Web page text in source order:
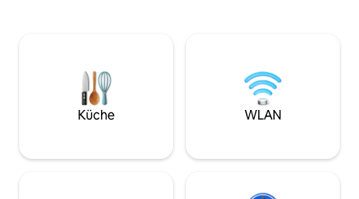
20/30 ₹, Abholung und Rückfahrt 🌻
Batra Hospital 2 km entfernt, MAX
SAKET Hospital 5 km 🌻Saket Metro, PVR
Saket, Select City Mall im Umkreis von
✓Wasser – 500-Liter-Wassertank wird
Bootsfahrten,
Lagerfeuer,
Spielbereich mit
Football,
Küche WLAN